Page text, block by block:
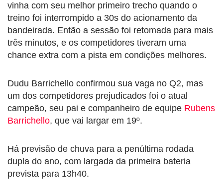
vinha com seu melhor primeiro trecho quando o
treino foi interrompido a 30s do acionamento da
bandeirada. Então a sessão foi retomada para mais
três minutos, e os competidores tiveram uma
chance extra com a pista em condições melhores.
Dudu Barrichello confirmou sua vaga no Q2, mas
um dos competidores prejudicados foi o atual
campeão, seu pai e companheiro de equipe Rubens
Barrichello, que vai largar em 19º.
Há previsão de chuva para a penúltima rodada
dupla do ano, com largada da primeira bateria
prevista para 13h40.